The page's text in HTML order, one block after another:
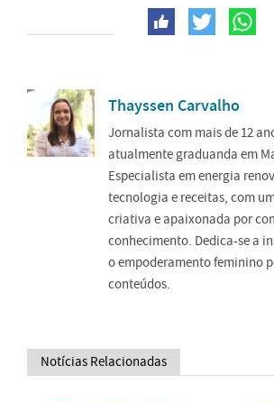
Thayssen Carvalho
Jornalista com mais de 12
atualmente graduanda em
Especialista em energia
tecnologia e receitas, com
criativa e apaixonada por
conhecimento. Dedica-se a
o empoderamento feminino
conteúdos.
Notícias Relacionadas